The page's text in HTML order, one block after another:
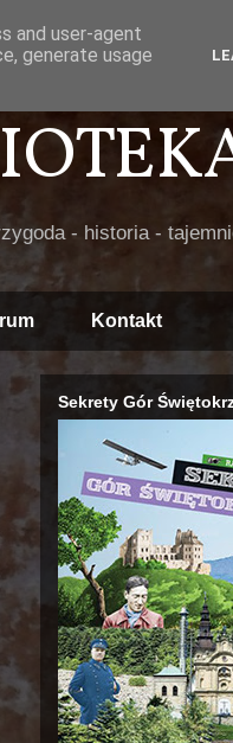
- historia -
Kontakt
Sekrety Gór
and user-agent
generate usage